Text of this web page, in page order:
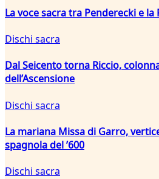
La voce sacra tra Penderecki e
Dischi sacra
Dal Seicento torna Riccio,
dell’Ascensione
Dischi sacra
La mariana Missa di Garro,
spagnola del ’600
Dischi sacra